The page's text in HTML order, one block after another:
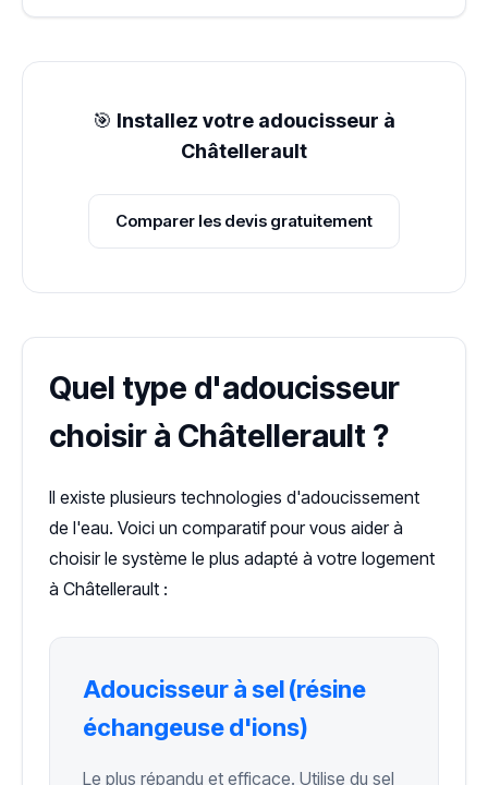
🎯 Installez votre adoucisseur à
Châtellerault
Comparer les devis gratuitement
Quel type d'adoucisseur
choisir à Châtellerault ?
Il existe plusieurs technologies d'adoucissement
de l'eau. Voici un comparatif pour vous aider à
choisir le système le plus adapté à votre logement
à Châtellerault :
Adoucisseur à sel (résine
échangeuse d'ions)
Le plus répandu et efficace. Utilise du sel